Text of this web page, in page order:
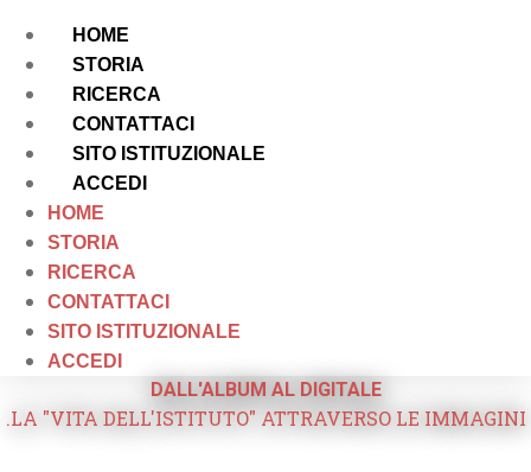
HOME
STORIA
RICERCA
CONTATTACI
SITO ISTITUZIONALE
ACCEDI
HOME
STORIA
RICERCA
CONTATTACI
SITO ISTITUZIONALE
ACCEDI
DALL'ALBUM AL DIGITALE
.LA "VITA DELL'ISTITUTO" ATTRAVERSO LE IMMAGINI